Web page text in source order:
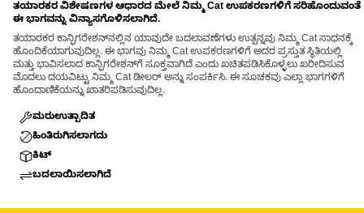
ತಯಾರಕರ ವಿಶೇಷಣಗಳ ಆಧಾರದ ಮೇಲೆ ನಿಮ್ಮ Cat ಉಪಕರಣಗಳಿಗೆ ಸರಿಹೊಂದುವಂತೆ
ಈ ಭಾಗವನ್ನು ವಿನ್ಯಾಸಗೊಳಿಸಲಾಗಿದೆ.
ತಯಾರಕರ ಕಾನ್ಫಿಗರೇಶನ್‌ನಲ್ಲಿನ ಯಾವುದೇ ಬದಲಾವಣೆಗಳು ಉತ್ಪನ್ನವು ನಿಮ್ಮ Cat ಸಾಧನಕ್ಕೆ
ಹೊಂದಿಕೆಯಾಗುವುದಿಲ್ಲ. ಈ ಭಾಗವು ನಿಮ್ಮ Cat ಉಪಕರಣಗಳಿಗೆ ಅದರ ಪ್ರಸ್ತುತ ಸ್ಥಿತಿಯಲ್ಲಿ
ಮತ್ತು ಭಾವಿಸಲಾದ ಕಾನ್ಫಿಗರೇಶನ್‌ಗೆ ಸೂಕ್ತವಾಗಿದೆ ಎಂದು ಖಚಿತಪಡಿಸಿಕೊಳ್ಳಲು ಖರೀದಿಸುವ
ಮೊದಲು ದಯವಿಟ್ಟು ನಿಮ್ಮ Cat ಡೀಲರ್ ಅನ್ನು ಸಂಪರ್ಕಿಸಿ. ಈ ಸೂಚಕವು ಎಲ್ಲಾ ಭಾಗಗಳಿಗೆ
ಹೊಂದಾಣಿಕೆಯನ್ನು ಖಾತರಿಪಡಿಸುವುದಿಲ್ಲ.
ಮರುಉತ್ಪಾದಿತ
ಹಿಂತಿರುಗಿಸಲಾಗದು
ಕಿಟ್
ಬದಲಾಯಿಸಲಾಗಿದೆ